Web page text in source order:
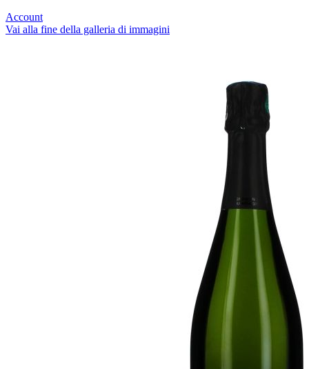
Account
Vai alla fine della galleria di immagini